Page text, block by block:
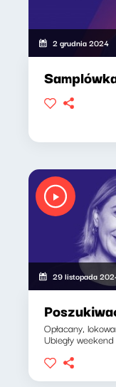
2 grudnia 2024
29 listopada
Opłacany,
Ubiegły